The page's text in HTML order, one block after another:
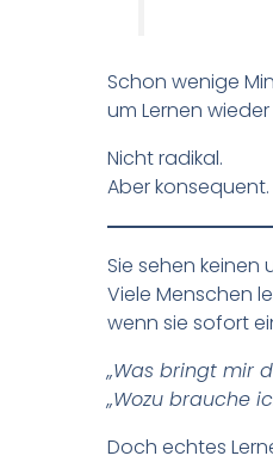
Schon wenige
um Lernen
Nicht radikal.
Aber konsequent.
Sie sehen keinen
Viele Menschen
wenn sie sofort
„Was bringt mir
„Wozu brauche
Doch echtes